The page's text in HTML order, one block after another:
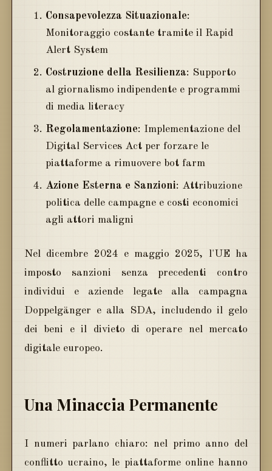
Consapevolezza Situazionale:
Monitoraggio costante tramite il Rapid
Alert System
Costruzione della Resilienza: Supporto
al giornalismo indipendente e programmi
di media literacy
Regolamentazione: Implementazione del
Digital Services Act per forzare le
piattaforme a rimuovere bot farm
Azione Esterna e Sanzioni: Attribuzione
politica delle campagne e costi economici
agli attori maligni
Nel dicembre 2024 e maggio 2025, l'UE ha
imposto sanzioni senza precedenti contro
individui e aziende legate alla campagna
Doppelgänger e alla SDA, includendo il gelo
dei beni e il divieto di operare nel mercato
digitale europeo.
Una Minaccia Permanente
I numeri parlano chiaro: nel primo anno del
conflitto ucraino, le piattaforme online hanno